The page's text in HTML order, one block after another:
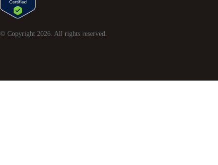
© Copyright 2026 . All rights reserved.